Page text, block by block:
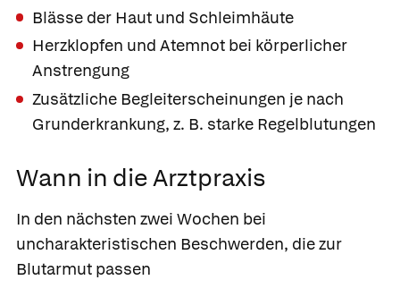
Blässe der Haut und Schleimhäute
Herzklopfen und Atemnot bei körperlicher
Anstrengung
Zusätzliche Begleiterscheinungen je nach
Grunderkrankung, z. B. starke Regelblutungen
Wann in die Arztpraxis
In den nächsten zwei Wochen bei
uncharakteristischen Beschwerden, die zur
Blutarmut passen